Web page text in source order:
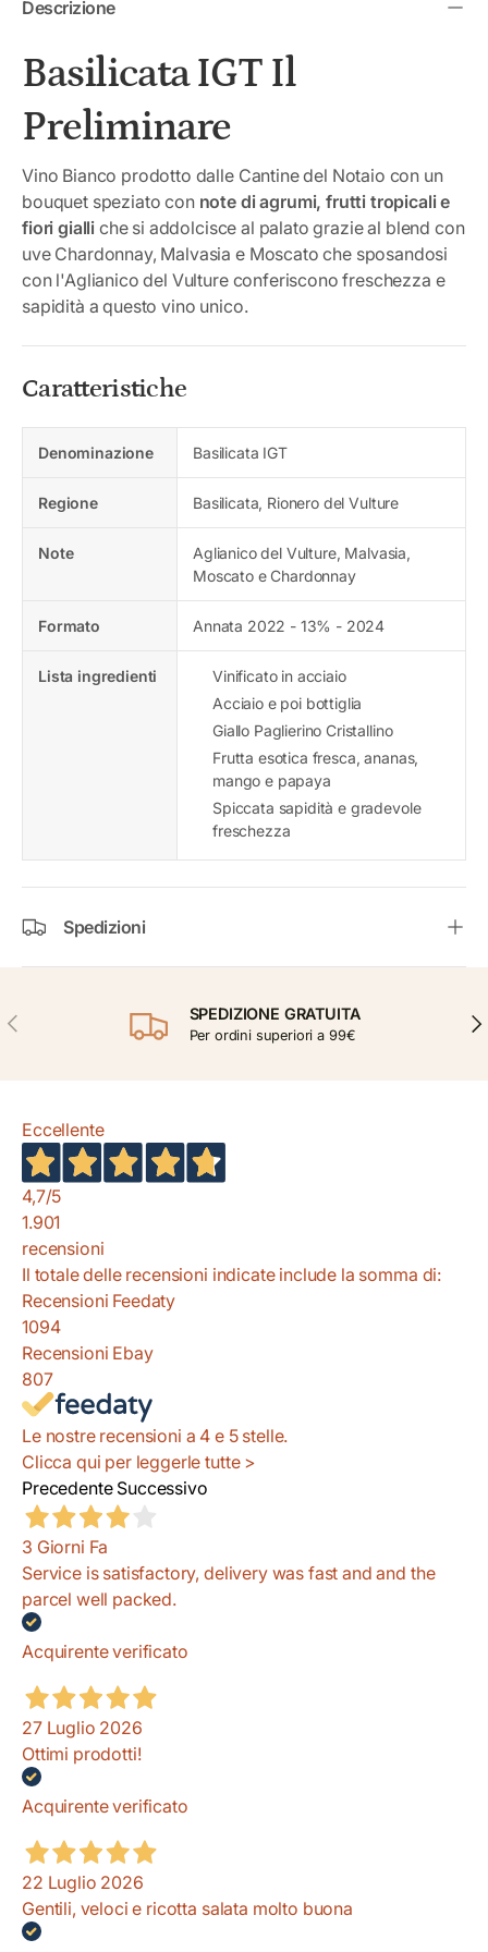
Descrizione
Basilicata IGT Il
Preliminare
Vino Bianco prodotto dalle Cantine del Notaio con un
bouquet speziato con note di agrumi, frutti tropicali e
fiori gialli che si addolcisce al palato grazie al blend con
uve Chardonnay, Malvasia e Moscato che sposandosi
con l'Aglianico del Vulture conferiscono freschezza e
sapidità a questo vino unico.
Caratteristiche
Denominazione Basilicata IGT
Regione Basilicata, Rionero del Vulture
Note
Aglianico del Vulture, Malvasia,
Moscato e Chardonnay
Formato Annata 2022 - 13% - 2024
Lista ingredienti
Vinificato in acciaio
Acciaio e poi bottiglia
Giallo Paglierino Cristallino
Frutta esotica fresca, ananas,
mango e papaya
Spiccata sapidità e gradevole
freschezza
Spedizioni
INDIETRO SPEDIZIONE GRATUITA
Per ordini superiori a 99€
Eccellente
4,7/5
1.901
recensioni
Il totale delle recensioni indicate include la somma di:
Recensioni Feedaty
1094
Recensioni Ebay
807
Le nostre recensioni a 4 e 5 stelle.
Clicca qui per leggerle tutte >
Precedente Successivo
3 Giorni Fa
Service is satisfactory, delivery was fast and and the
parcel well packed.
Acquirente verificato
27 Luglio 2026
Ottimi prodotti!
Acquirente verificato
22 Luglio 2026
Gentili, veloci e ricotta salata molto buona